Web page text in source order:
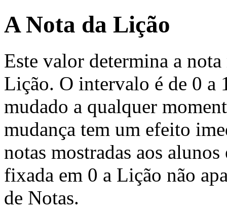
A Nota da Lição
Este valor determina a
Lição. O intervalo é de 0 a
mudado a qualquer
mudança tem um efeito
notas mostradas aos
fixada em 0 a Lição não
de Notas.